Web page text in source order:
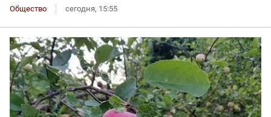
Общество сегодня, 15:55